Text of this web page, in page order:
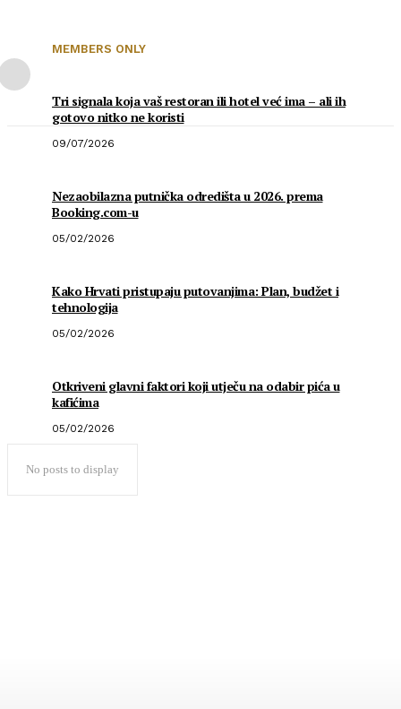
MEMBERS ONLY
Tri signala koja vaš restoran ili hotel već ima – ali ih
gotovo nitko ne koristi
09/07/2026
Nezaobilazna putnička odredišta u 2026. prema
Booking.com-u
05/02/2026
Kako Hrvati pristupaju putovanjima: Plan, budžet i
tehnologija
05/02/2026
Otkriveni glavni faktori koji utječu na odabir pića u
kafićima
05/02/2026
No posts to display